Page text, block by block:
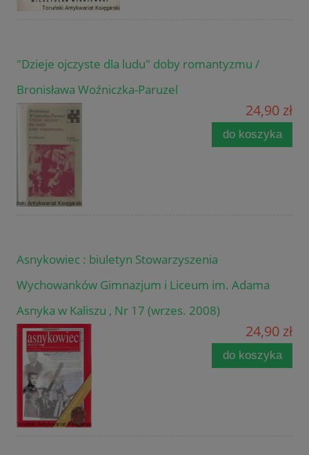
"Dzieje ojczyste dla ludu" doby romantyzmu /
Bronisława Woźniczka-Paruzel
24,90 zł
do koszyka
Asnykowiec : biuletyn Stowarzyszenia
Wychowanków Gimnazjum i Liceum im. Adama
Asnyka w Kaliszu , Nr 17 (wrzes. 2008)
24,90 zł
do koszyka